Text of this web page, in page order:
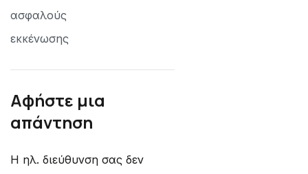
ασφαλούς
εκκένωσης
Αφήστε μια
απάντηση
Η ηλ. διεύθυνση σας δεν